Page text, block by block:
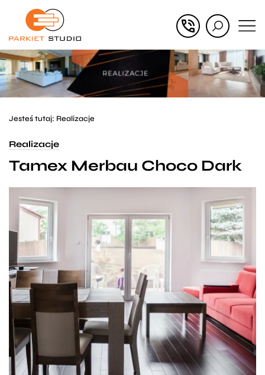
Przejdź
głównego
Przejdź
menu
w
stopce
Jesteś tutaj: Realizacje
Realizacje
Tamex Merbau Choco Dark